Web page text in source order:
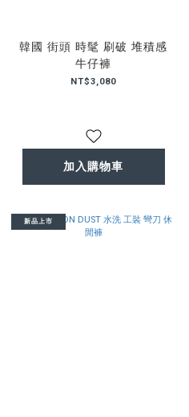
韓國 街頭 時髦 刷破 堆積感
牛仔褲
NT$3,080
加入購物車
新品上市